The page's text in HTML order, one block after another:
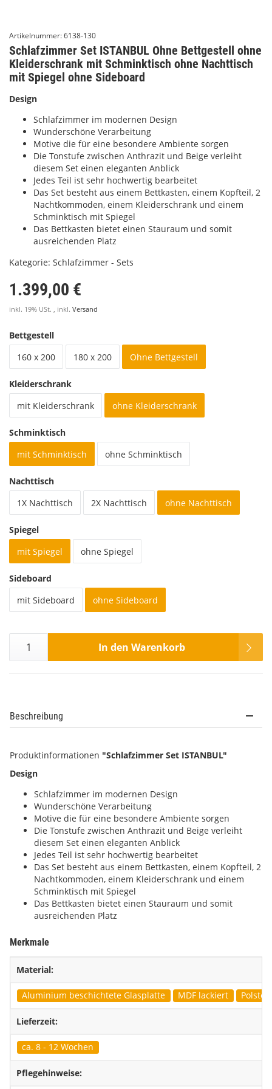
Artikelnummer:6138-130
Schlafzimmer Set ISTANBUL Ohne Bettgestell ohne
Kleiderschrank mit Schminktisch ohne Nachttisch
mit Spiegel ohne Sideboard
Design
Schlafzimmer im modernen Design
Wunderschöne Verarbeitung
Motive die für eine besondere Ambiente sorgen
Die Tonstufe zwischen Anthrazit und Beige verleiht
diesem Set einen eleganten Anblick
Jedes Teil ist sehr hochwertig bearbeitet
Das Set besteht aus einem Bettkasten, einem Kopfteil, 2
Nachtkommoden, einem Kleiderschrank und einem
Schminktisch mit Spiegel
Das Bettkasten bietet einen Stauraum und somit
ausreichenden Platz
Kategorie: Schlafzimmer - Sets
1.399,00 €
inkl. 19% USt. , inkl. Versand
Bettgestell
160 x 200
180 x 200 Ohne Bettgestell
Kleiderschrank
mit Kleiderschrank
ohne Kleiderschrank
Schminktisch
mit Schminktisch
ohne Schminktisch
Nachttisch
1X Nachttisch
2X Nachttisch ohne Nachttisch
Spiegel
mit Spiegel
ohne Spiegel
Sideboard
mit Sideboard
ohne Sideboard
In den Warenkorb
Beschreibung
Produktinformationen "Schlafzimmer Set ISTANBUL"
Design
Schlafzimmer im modernen Design
Wunderschöne Verarbeitung
Motive die für eine besondere Ambiente sorgen
Die Tonstufe zwischen Anthrazit und Beige verleiht
diesem Set einen eleganten Anblick
Jedes Teil ist sehr hochwertig bearbeitet
Das Set besteht aus einem Bettkasten, einem Kopfteil, 2
Nachtkommoden, einem Kleiderschrank und einem
Schminktisch mit Spiegel
Das Bettkasten bietet einen Stauraum und somit
ausreichenden Platz
Merkmale
Material:
Aluminium beschichtete Glasplatte MDF lackiert Polster
Lieferzeit:
ca. 8 - 12 Wochen
Pflegehinweise: